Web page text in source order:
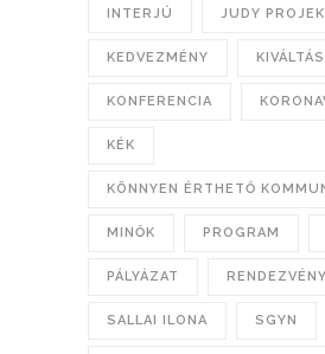
INTERJÚ JUDY
KEDVEZMÉNY KIVÁLTÁS
KONFERENCIA
KÉK
KÖNNYEN ÉRTHETŐ
MINŐK PROGRAM
PÁLYÁZAT RENDEZVÉNY
SALLAI ILONA SGYN